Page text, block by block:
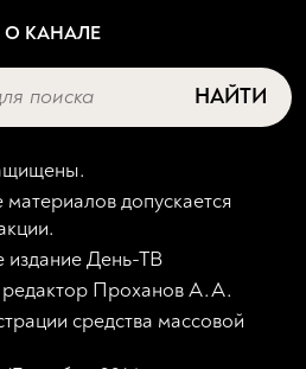
О КАНАЛЕ
НАЙТИ
допускается
издание День-ТВ
редактор Проханов А.А.
средства массовой